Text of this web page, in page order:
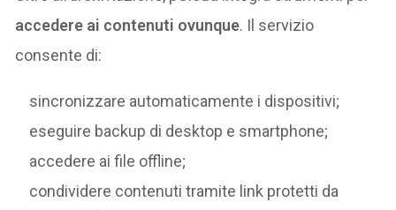
accedere ai contenuti ovunque. Il servizio
consente di:
sincronizzare automaticamente i dispositivi;
eseguire backup di desktop e smartphone;
accedere ai file offline;
condividere contenuti tramite link protetti da